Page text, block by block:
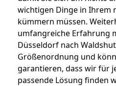
wichtigen Dinge in Ihrem
kümmern müssen.
umfangreiche Erfahrung
Düsseldorf nach
Größenordnung und
garantieren, dass wir für
passende Lösung finden